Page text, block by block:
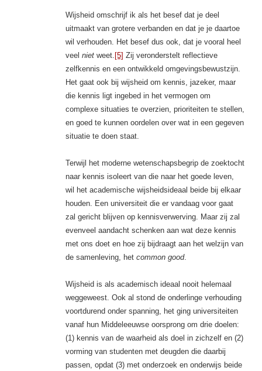
Wijsheid omschrijf ik als het besef dat je deel
uitmaakt van grotere verbanden en dat je je daartoe
wil verhouden. Het besef dus ook, dat je vooral heel
veel nietweet. [5] Zij veronderstelt reflectieve
zelfkennis en een ontwikkeld omgevingsbewustzijn.
Het gaat ook bij wijsheid om kennis, jazeker, maar
die kennis ligt ingebed in het vermogen om
complexe situaties te overzien, prioriteiten te stellen,
en goed te kunnen oordelen over wat in een gegeven
situatie te doen staat.
Terwijl het moderne wetenschapsbegrip de zoektocht
naar kennis isoleert van die naar het goede leven,
wil het academische wijsheidsideaal beide bij elkaar
houden. Een universiteit die er vandaag voor gaat
zal gericht blijven op kennisverwerving. Maar zij zal
evenveel aandacht schenken aan wat deze kennis
met ons doet en hoe zij bijdraagt aan het welzijn van
de samenleving, het common good.
Wijsheid is als academisch ideaal nooit helemaal
weggeweest. Ook al stond de onderlinge verhouding
voortdurend onder spanning, het ging universiteiten
vanaf hun Middeleeuwse oorsprong om drie doelen:
(1) kennis van de waarheid als doel in zichzelf en (2)
vorming van studenten met deugden die daarbij
passen, opdat (3) met onderzoek en onderwijs beide